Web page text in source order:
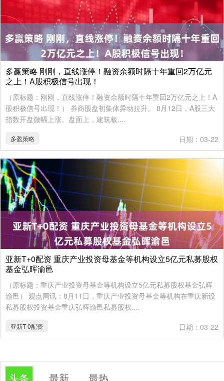
多赢策略 刚刚，直线涨停！融资余额时隔十年重回2万亿元
之上！A股积极信号出现！
（原标题：刚刚，直线涨停！融资余额时隔十年重回2万亿元之上！A
股积极信号出现！） 券商股盘初集体异动拉升。 8月12日，A股三大
指数开盘微幅上涨。盘面上，建筑板....
多盈策略 日期：03-22
亚新T+0配资 重庆产业投资母基金等机构设立5亿元私募股权
基金弘晖渝邑
（原标题：重庆产业投资母基金等机构设立5亿元私募股权基金弘晖
渝邑） 观点网讯：8月11日，重庆产业投资母基金等机构在重庆新设
私募股权投资基金重庆弘晖渝邑私募股权....
亚新T 0配资 日期：03-22
头条 最新 最热